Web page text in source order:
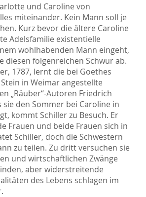
und Caroline von
miteinander. Kein Mann soll je
Kurz bevor die ältere Caroline
Adelsfamilie existentielle
wohlhabenden Mann eingeht,
diesen folgenreichen Schwur ab.
1787, lernt die bei Goethes
in Weimar angestellte
„Räuber“-Autoren Friedrich
sie den Sommer bei Caroline in
kommt Schiller zu Besuch. Er
Frauen und beide Frauen sich in
Schiller, doch die Schwestern
zu teilen. Zu dritt versuchen sie
und wirtschaftlichen Zwänge
aber widerstreitende
des Lebens schlagen im